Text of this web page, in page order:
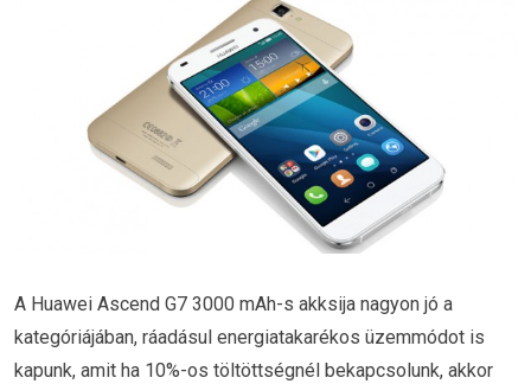
A Huawei Ascend G7 3000 mAh-s akksija nagyon jó a
kategóriájában, ráadásul energiatakarékos üzemmódot is
kapunk, amit ha 10%-os töltöttségnél bekapcsolunk, akkor